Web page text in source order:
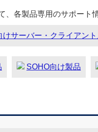
、各製品専用のサポート
けサーバー・クライアン
SOHO向け製品